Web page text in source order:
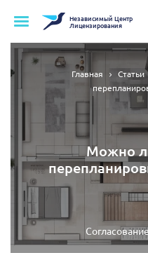
НезависимыйЦентр
Лицензирования
Главная Статьи
Можно